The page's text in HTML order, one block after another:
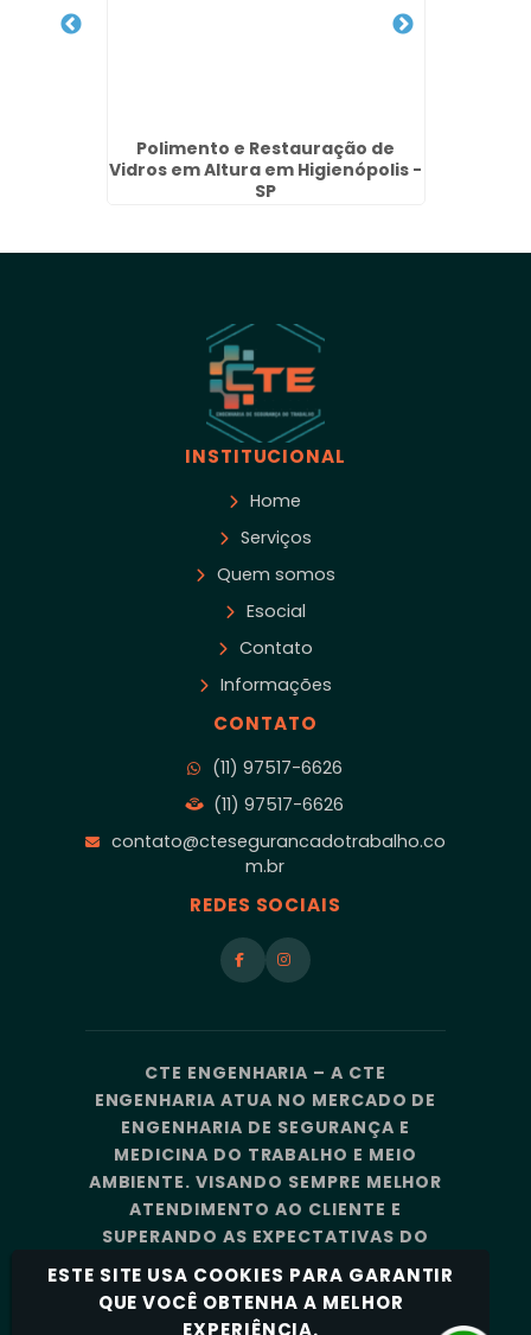
Polimento e Restauração de
Vidros em Altura em Higienópolis -
SP
INSTITUCIONAL
Home
Serviços
Quem somos
Esocial
Contato
Informações
CONTATO
(11) 97517-6626
(11) 97517-6626
contato@ctesegurancadotrabalho.co
m.br
REDES SOCIAIS
CTE ENGENHARIA – A CTE
ENGENHARIA ATUA NO MERCADO DE
ENGENHARIA DE SEGURANÇA E
MEDICINA DO TRABALHO E MEIO
AMBIENTE. VISANDO SEMPRE MELHOR
ATENDIMENTO AO CLIENTE E
SUPERANDO AS EXPECTATIVAS DO
MERCADO, A CTE ENGENHARIA
CONTA COM UMA EQUIPE DE
PROFISSIONAIS ALTAMENTE
ESTE SITE USA COOKIES PARA GARANTIR
QUE VOCÊ OBTENHA A MELHOR
EXPERIÊNCIA.